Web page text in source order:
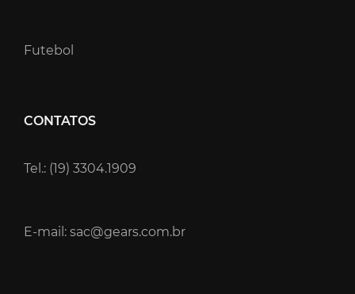
Futebol
CONTATOS
Tel.: (19) 3304.1909
E-mail: sac@gears.com.br